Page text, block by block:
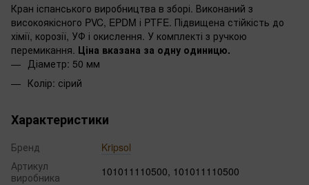
Кран іспанського виробництва в зборі. Виконаний з
високоякісного PVC, EPDM і PTFE. Підвищена стійкість до
хімії, корозії, УФ і окислення. У комплекті з ручкою
перемикання. Ціна вказана за одну одиницю.
Діаметр: 50 мм
Колір: сірий
Характеристики
Бренд
Kripsol
Артикул
виробника
101011110500, 101011110500